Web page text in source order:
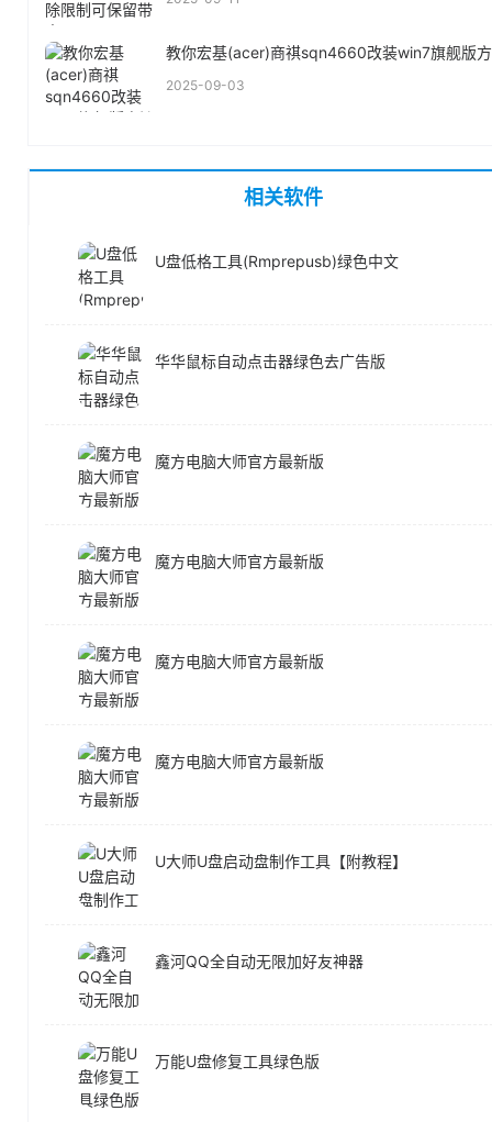
教你宏基(acer)商祺sqn4660改装win7旗舰版
2025-09-03
相关软件
U盘低格工具(Rmprepusb)绿色中文
华华鼠标自动点击器绿色去广告版
魔方电脑大师官方最新版
魔方电脑大师官方最新版
魔方电脑大师官方最新版
魔方电脑大师官方最新版
U大师U盘启动盘制作工具【附教程】
鑫河QQ全自动无限加好友神器
万能U盘修复工具绿色版